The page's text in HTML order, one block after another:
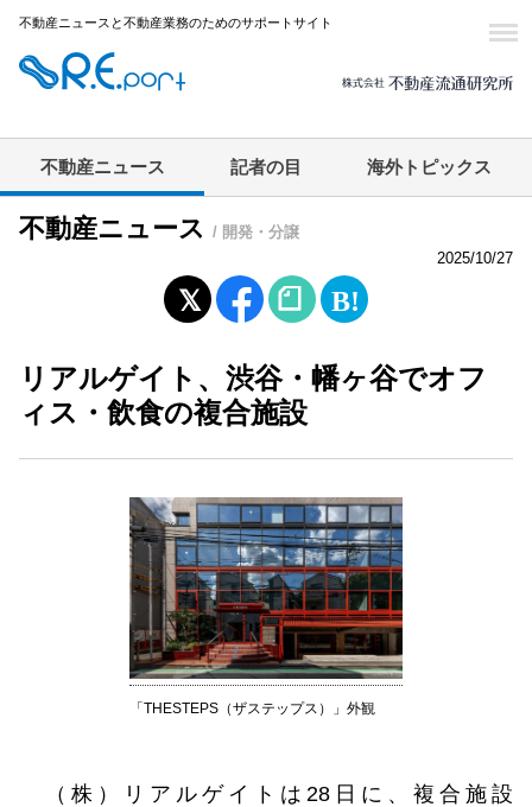
不動産ニュースと不動産業務のためのサポートサイト
不動産ニュース 記者の目 海外トピックス
不動産ニュース / 開発・分譲
2025/10/27
リアルゲイト、渋谷・幡ヶ谷でオフ
ィス・飲食の複合施設
「THESTEPS（ザステップス）」外観
（株）リアルゲイトは28日に、複合施設